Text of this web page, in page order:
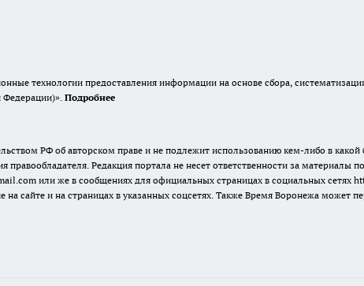
технологии предоставления информации на основе сбора,
Федерации)».Подробнее
РФ об авторском праве и не подлежит использованию кем-либо в
Редакция портала не несет ответственности за материалы
или же в сообщениях для официальных страницах в социальных сетях
на сайте и на страницах в указанных соцсетях. Также Время Воронежа может